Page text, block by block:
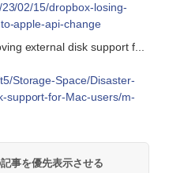
02/15/dropbox-losing-
apple-api-change
external disk support f...
Storage-Space/Disaster-
support-for-Mac-users/m-
事を優先表示させる